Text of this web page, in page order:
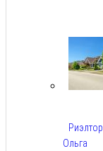
Риэлтор
Ольга